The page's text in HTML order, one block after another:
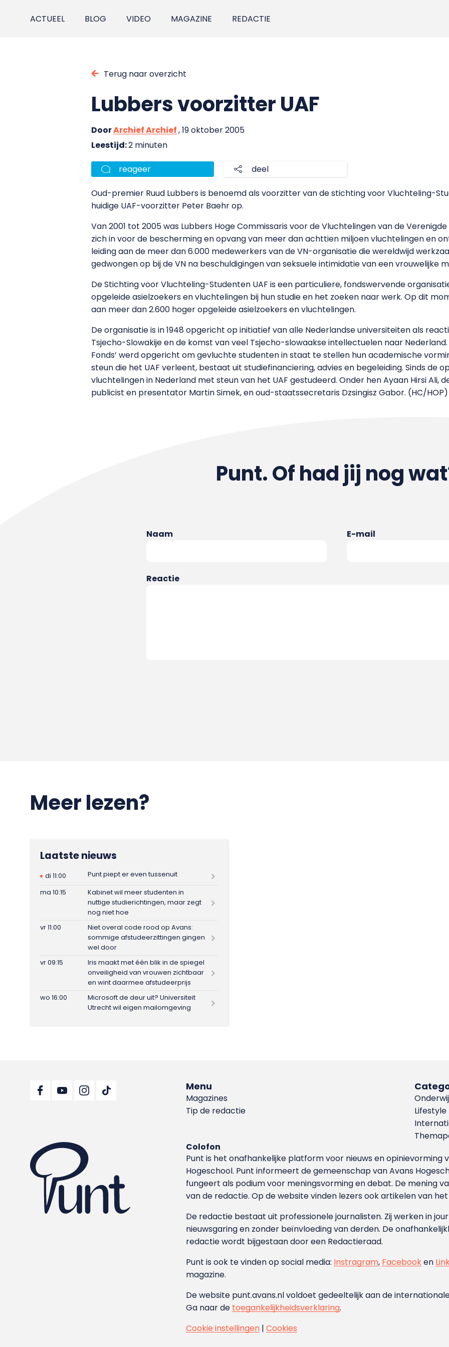
ACTUEEL BLOG VIDEO MAGAZINE REDACTIE
Terug naar overzicht
Lubbers voorzitter UAF
DoorArchief Archief, 19 oktober 2005
Leestijd:2 minuten
reageer deel
Oud-premier Ruud Lubbers is benoemd als voorzitter van de stichting voor Vluchteling-
huidige UAF-voorzitter Peter Baehr op.
Van 2001 tot 2005 was Lubbers Hoge Commissaris voor de Vluchtelingen van de
zich in voor de bescherming en opvang van meer dan achttien miljoen vluchtelingen en
leiding aan de meer dan 6.000 medewerkers van de VN-organisatie die wereldwijd
gedwongen op bij de VN na beschuldigingen van seksuele intimidatie van een vrouwelijke
De Stichting voor Vluchteling-Studenten UAF is een particuliere, fondswervende
opgeleide asielzoekers en vluchtelingen bij hun studie en het zoeken naar werk. Op dit
aan meer dan 2.600 hoger opgeleide asielzoekers en vluchtelingen.
De organisatie is in 1948 opgericht op initiatief van alle Nederlandse universiteiten als
Tsjecho-Slowakije en de komst van veel Tsjecho-slowaakse intellectuelen naar
Fonds’ werd opgericht om gevluchte studenten in staat te stellen hun academische
steun die het UAF verleent, bestaat uit studiefinanciering, advies en begeleiding. Sinds de
vluchtelingen in Nederland met steun van het UAF gestudeerd. Onder hen Ayaan Hirsi Ali,
publicist en presentator Martin Simek, en oud-staatssecretaris Dzsingisz Gabor. (HC/HOP)
Punt. Of had jij nog
Naam E-mail
Reactie
Meer lezen?
Laatste nieuws
di 11:00
Punt piept er even tussenuit
ma 10:15
Kabinet wil meer studenten in
nuttige studierichtingen, maar zegt
nog niet hoe
vr 11:00
Niet overal code rood op Avans:
sommige afstudeerzittingen gingen
wel door
vr 09:15
Iris maakt met één blik in de spiegel
onveiligheid van vrouwen zichtbaar
en wint daarmee afstudeerprijs
wo 16:00
Microsoft de deur uit? Universiteit
Utrecht wil eigen mailomgeving
Menu
Magazines
Tip de redactie
Lifestyle
Colofon
Punt is het onafhankelijke platform voor nieuws en
Hoge­school. Punt informeert de gemeenschap van Avans
fungeert als podium voor meningsvorming en debat. De mening
van de redactie. Op de website vinden lezers ook artikelen van
De redactie bestaat uit professionele journalisten. Zij werken in
nieuwsgaring en zonder beïnvloeding van derden. De
redactie wordt bijgestaan door een Redactieraad.
Punt is ook te vinden op social media: Instragram, Facebooken
magazine.
De website punt.avans.nl voldoet gedeeltelijk aan de
Ga naar de toegankelijkheidsverklaring.
Cookie instellingen |Cookies